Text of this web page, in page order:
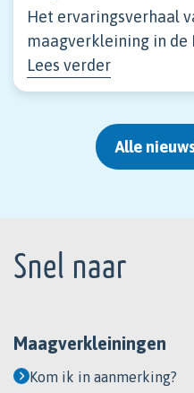
Het ervaringsverhaal
maagverkleining in de
Lees verder
Alle
Snel naar
Maagverkleiningen
Kom ik in aanmerking?